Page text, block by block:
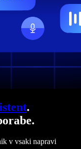
.
v vsaki napravi